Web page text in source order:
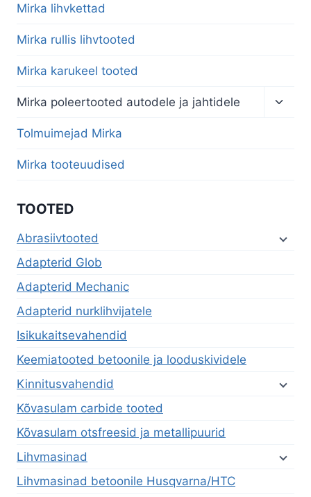
Mirka lihvkettad
Mirka rullis lihvtooted
Mirka karukeel tooted
Mirka poleertooted autodele ja jahtidele
Tolmuimejad Mirka
Mirka tooteuudised
TOOTED
Abrasiivtooted
Adapterid Glob
Adapterid Mechanic
Adapterid nurklihvijatele
Isikukaitsevahendid
Keemiatooted betoonile ja looduskividele
Kinnitusvahendid
Kõvasulam carbide tooted
Kõvasulam otsfreesid ja metallipuurid
Lihvmasinad
Lihvmasinad betoonile Husqvarna/HTC